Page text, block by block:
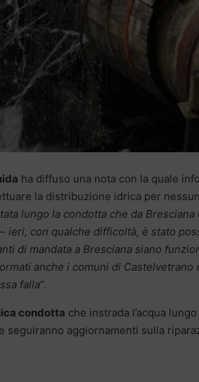
ha diffuso una nota con la quale
la distribuzione idrica per
lungo la condotta che da Bresciana
ieri, con qualche difficoltà, è stato
di mandata a Bresciana siano
anche i comuni di
falla“.
condotta che instrada l’acqua
seguiranno aggiornamenti sulla